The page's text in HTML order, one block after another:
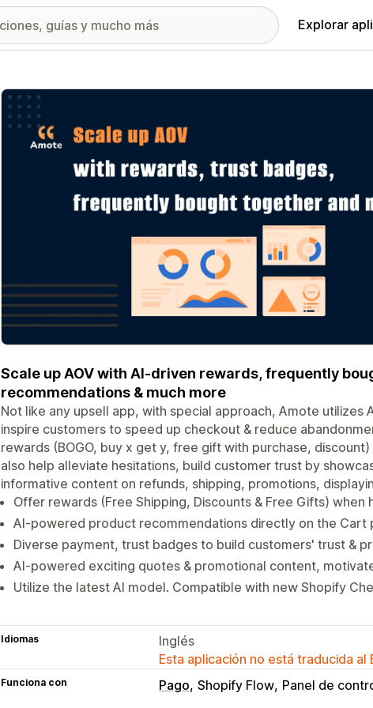
Explorar
Galería de imágenes destacadas
Scale up AOV with AI-driven rewards, frequently
recommendations & much more
Not like any upsell app, with special approach, Amote
inspire customers to speed up checkout & reduce
rewards (BOGO, buy x get y, free gift with purchase,
also help alleviate hesitations, build customer trust by
informative content on refunds, shipping, promotions,
Offer rewards (Free Shipping, Discounts & Free Gifts) when
AI-powered product recommendations directly on the Cart
Diverse payment, trust badges to build customers' trust &
AI-powered exciting quotes & promotional content,
Utilize the latest AI model. Compatible with new Shopify
Idiomas
Inglés
Esta aplicación no está traducida al
Funciona con Pago Shopify Flow Panel de